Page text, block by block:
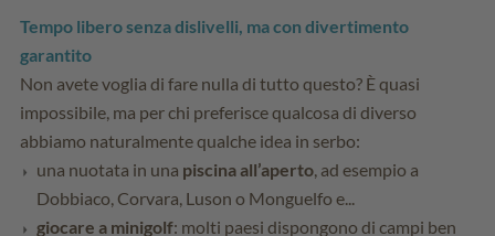
Tempo libero senza dislivelli, ma con divertimento
garantito
Non avete voglia di fare nulla di tutto questo? È quasi
impossibile, ma per chi preferisce qualcosa di diverso
abbiamo naturalmente qualche idea in serbo:
una nuotata in una piscina all’aperto , ad esempio a
Dobbiaco, Corvara, Luson o Monguelfo e...
giocare a minigolf: molti paesi dispongono di campi ben